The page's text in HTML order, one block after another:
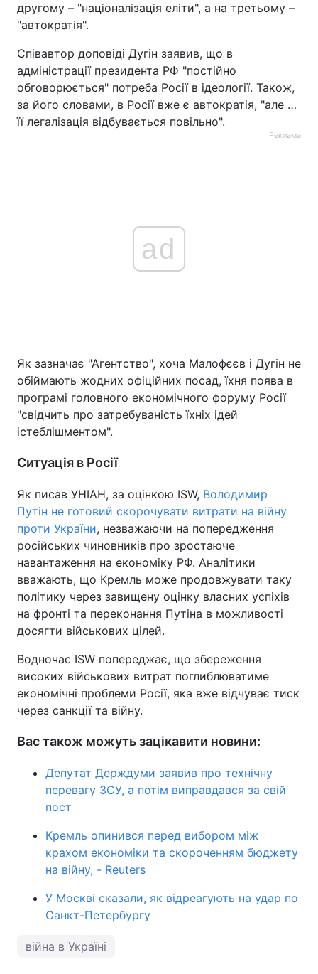
другому – "націоналізація еліти", а на третьому –
"автократія".
Співавтор доповіді Дугін заявив, що в
адміністрації президента РФ "постійно
обговорюється" потреба Росії в ідеології. Також,
за його словами, в Росії вже є автократія, "але …
її легалізація відбувається повільно".
Реклама
ad
Як зазначає "Агентство", хоча Малофєєв і Дугін не
обіймають жодних офіційних посад, їхня поява в
програмі головного економічного форуму Росії
"свідчить про затребуваність їхніх ідей
істеблішментом".
Ситуація в Росії
Як писав УНІАН, за оцінкою ISW, Володимир
Путін не готовий скорочувати витрати на війну
проти України, незважаючи на попередження
російських чиновників про зростаюче
навантаження на економіку РФ. Аналітики
вважають, що Кремль може продовжувати таку
політику через завищену оцінку власних успіхів
на фронті та переконання Путіна в можливості
досягти військових цілей.
Водночас ISW попереджає, що збереження
високих військових витрат поглиблюватиме
економічні проблеми Росії, яка вже відчуває тиск
через санкції та війну.
Вас також можуть зацікавити новини:
Депутат Держдуми заявив про технічну
перевагу ЗСУ, а потім виправдався за свій
пост
Кремль опинився перед вибором між
крахом економіки та скороченням бюджету
на війну, - Reuters
У Москві сказали, як відреагують на удар по
Санкт-Петербургу
війна в Україні